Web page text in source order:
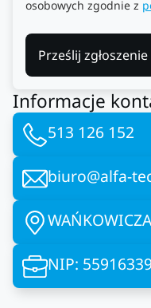
osobowych zgodnie z
Prześlij zgłoszenie
Informacje
513 126 152
biuro@alfa-
NIP: